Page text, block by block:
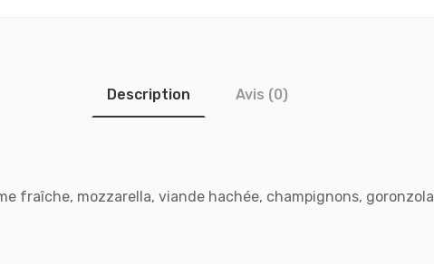
Description Avis (0)
fraîche, mozzarella, viande hachée, champignons, goronzola